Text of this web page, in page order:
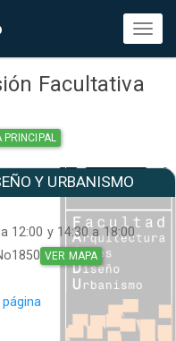
Facultativa
Y URBANISMO
12:00 y 14:30 a 18:00
VER MAPA